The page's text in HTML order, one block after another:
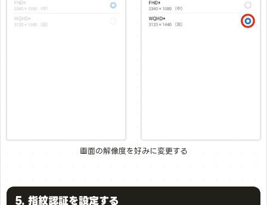
画面の解像度を好みに変更する
5. 指紋認証を設定する